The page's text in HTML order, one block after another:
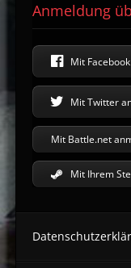
Anmeldung
Mit
Mit Twitter
Mit Battle.net
Mit Ihrem